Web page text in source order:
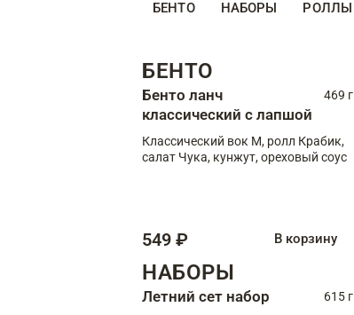
БЕНТО НАБОРЫ РОЛЛЫ
БЕНТО
Бенто ланч
классический с лапшой
469 г
Классический вок М, ролл Крабик,
салат Чука, кунжут, ореховый соус
549 ₽ В корзину
НАБОРЫ
Летний сет набор
615 г